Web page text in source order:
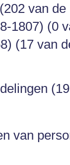
van
1807) (0
(17 van
van